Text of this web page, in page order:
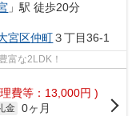
」駅 徒歩20分
宮区仲町３丁目36‐1
富な2LDK！
費等：13,000円 )
金 0ヶ月